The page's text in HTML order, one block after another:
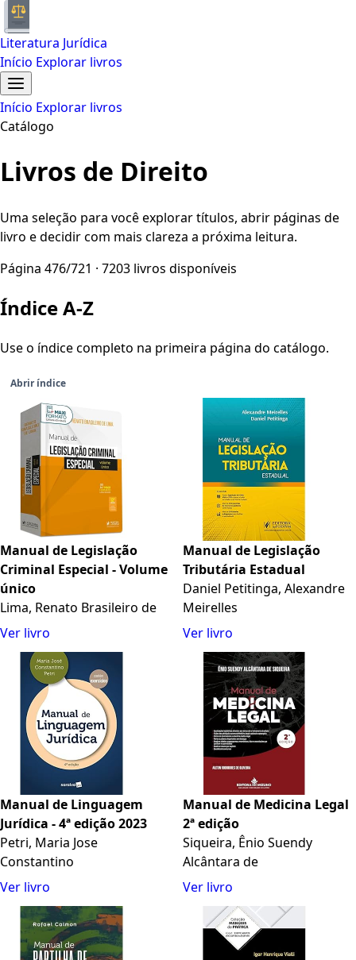
Literatura Jurídica
Início Explorar livros
Início Explorar livros
Catálogo
Livros de Direito
Uma seleção para você explorar títulos, abrir páginas de
livro e decidir com mais clareza a próxima leitura.
Página 476/721 · 7203 livros disponíveis
Índice A-Z
Use o índice completo na primeira página do catálogo.
Abrir índice
Manual de Legislação
Criminal Especial - Volume
único
Lima, Renato Brasileiro de
Ver livro
Manual de Legislação
Tributária Estadual
Daniel Petitinga, Alexandre
Meirelles
Ver livro
Manual de Linguagem
Jurídica - 4ª edição 2023
Petri, Maria Jose
Constantino
Ver livro
Manual de Medicina Legal
2ª edição
Siqueira, Ênio Suendy
Alcântara de
Ver livro